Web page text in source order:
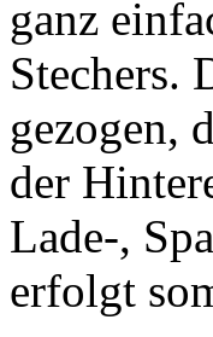
ganz
Stechers.
gezogen,
der
Lade-,
erfolgt